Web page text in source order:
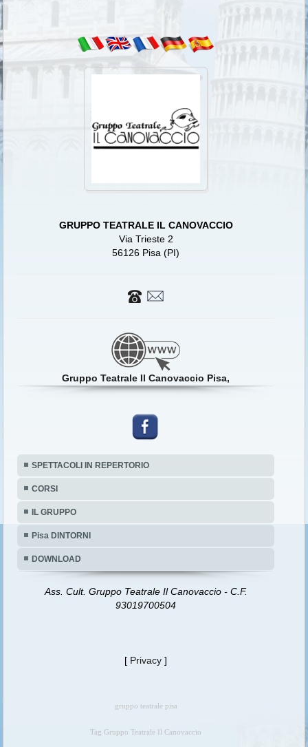
GRUPPO TEATRALE IL CANOVACCIO
56126 Pisa (PI)
Gruppo Teatrale Il Canovaccio Pisa,
SPETTACOLI IN REPERTORIO
DOWNLOAD
Ass. Cult. Gruppo Teatrale Il Canovaccio - C.F.
93019700504